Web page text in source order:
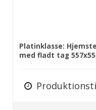
Platinklasse:
med fladt tag